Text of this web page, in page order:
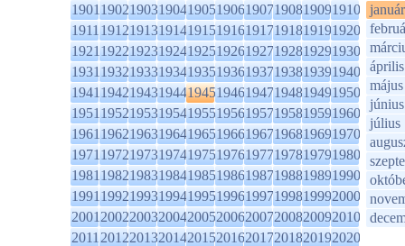
1901190219031904190519061907190819091910
1911191219131914191519161917191819191920
1921192219231924192519261927192819291930
1931193219331934193519361937193819391940
1941194219431944194519461947194819491950
1951195219531954195519561957195819591960
1961196219631964196519661967196819691970
1971197219731974197519761977197819791980
1981198219831984198519861987198819891990
1991199219931994199519961997199819992000
2001200220032004200520062007200820092010
2011201220132014201520162017201820192020
január
április
május
június
július